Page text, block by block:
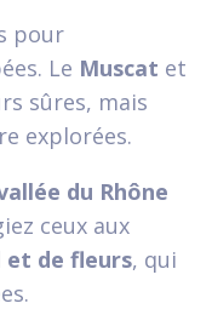
pour
Le Muscat et
sûres, mais
explorées.
du Rhône
ceux aux
et de fleurs, qui